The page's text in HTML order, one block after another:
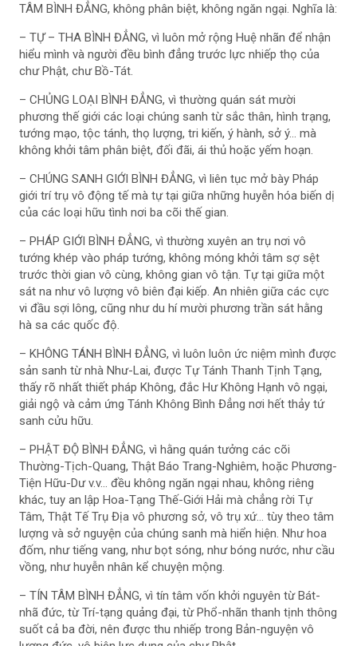
TÂM BÌNH ĐẲNG, không phân biệt, không ngăn ngại. Nghĩa là:
– TỰ – THA BÌNH ĐẲNG, vì luôn mở rộng Huệ nhãn để nhận
hiểu mình và người đều bình đẳng trước lực nhiếp thọ của
chư Phật, chư Bồ-Tát.
– CHỦNG LOẠI BÌNH ĐẲNG, vì thường quán sát mười
phương thế giới các loại chúng sanh từ sắc thân, hình trạng,
tướng mạo, tộc tánh, thọ lượng, tri kiến, ý hành, sở ý… mà
không khởi tâm phân biệt, đối đãi, ái thủ hoặc yếm hoạn.
– CHÚNG SANH GIỚI BÌNH ĐẲNG, vì liên tục mở bày Pháp
giới trí trụ vô động tế mà tự tại giữa những huyễn hóa biến dị
của các loại hữu tình nơi ba cõi thế gian.
– PHÁP GIỚI BÌNH ĐẲNG, vì thường xuyên an trụ nơi vô
tướng khép vào pháp tướng, không móng khởi tâm sợ sệt
trước thời gian vô cùng, không gian vô tận. Tự tại giữa một
sát na như vô lượng vô biên đại kiếp. An nhiên giữa các cực
vi đầu sợi lông, cũng như du hí mười phương trần sát hằng
hà sa các quốc độ.
– KHÔNG TÁNH BÌNH ĐẲNG, vì luôn luôn ức niệm mình được
sản sanh từ nhà Như-Lai, được Tự Tánh Thanh Tịnh Tạng,
thấy rõ nhất thiết pháp Không, đắc Hư Không Hạnh vô ngại,
giải ngộ và cảm ứng Tánh Không Bình Đẳng nơi hết thảy tứ
sanh cửu hữu.
– PHẬT ĐỘ BÌNH ĐẲNG, vì hằng quán tưởng các cõi
Thường-Tịch-Quang, Thật Báo Trang-Nghiêm, hoặc Phương-
Tiện Hữu-Dư v.v… đều không ngăn ngại nhau, không riêng
khác, tuy an lập Hoa-Tạng Thế-Giới Hải mà chẳng rời Tự
Tâm, Thật Tế Trụ Địa vô phương sở, vô trụ xứ… tùy theo tâm
lượng và sở nguyện của chúng sanh mà hiển hiện. Như hoa
đốm, như tiếng vang, như bọt sóng, như bóng nước, như cầu
vồng, như huyễn nhân kể chuyện mộng.
– TÍN TÂM BÌNH ĐẲNG, vì tín tâm vốn khởi nguyên từ Bát-
nhã đức, từ Trí-tạng quảng đại, từ Phổ-nhãn thanh tịnh thông
suốt cả ba đời, nên được thu nhiếp trong Bản-nguyện vô